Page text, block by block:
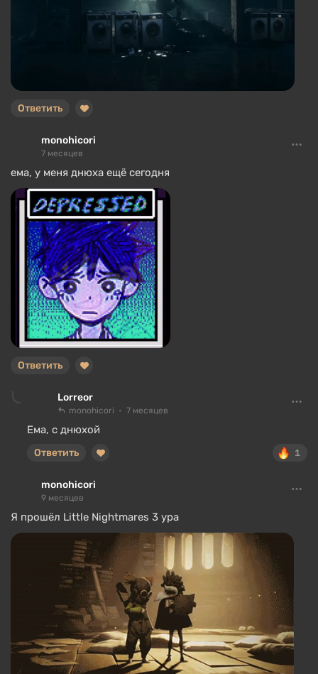
Ответить
monohicori
7 месяцев
ема, у меня днюха ещё сегодня
Ответить
Lorreor
monohicori 7 месяцев
Ема, с днюхой
1
Ответить
monohicori
9 месяцев
Я прошёл Little Nightmares 3 ура